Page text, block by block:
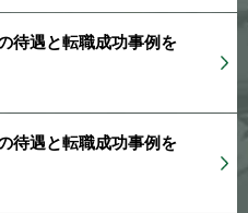
待遇と転職成功事例を
待遇と転職成功事例を